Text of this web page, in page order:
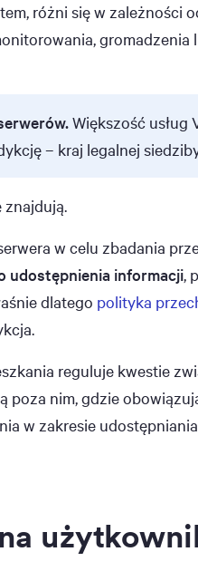
różni się w zależności
gromadzenia
Większość usług
– kraj legalnej
znajdują.
w celu zbadania
udostępnienia informacji,
dlatego polityka
reguluje kwestie
poza nim, gdzie
w zakresie